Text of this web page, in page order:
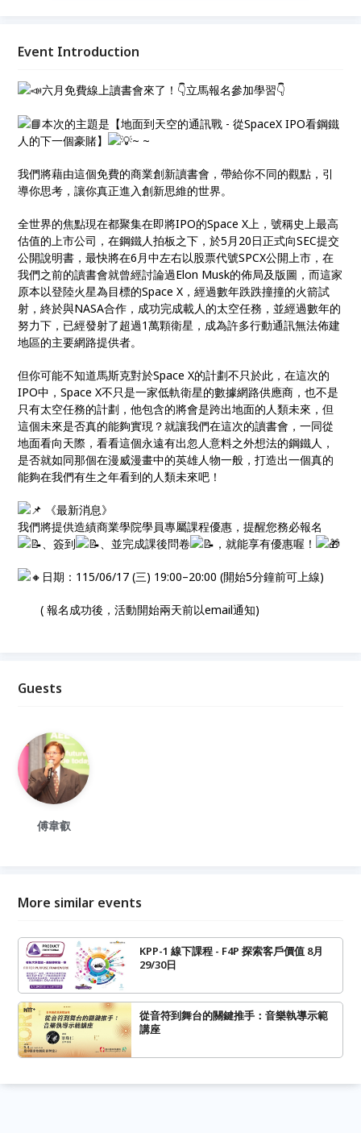
一般，無法擺股晶片及能源稀缺的魔咒嗎？就讓我們在
Event Introduction
六月免費線上讀書會來了！👇立馬報名參加學習👇
本次的主題是【地面到天空的通訊戰 - 從SpaceX IPO看鋼鐵
人的下一個豪賭】
~ ~
我們將藉由這個免費的商業創新讀書會，帶給你不同的觀點，引
導你思考，讓你真正進入創新思維的世界。
全世界的焦點現在都聚集在即將IPO的Space X上，號稱史上最高
估值的上市公司，在鋼鐵人拍板之下，於5月20日正式向SEC提交
公開說明書，最快將在6月中左右以股票代號SPCX公開上市，在
我們之前的讀書會就曾經討論過Elon Musk的佈局及版圖，而這家
原本以登陸火星為目標的Space X，經過數年跌跌撞撞的火箭試
射，終於與NASA合作，成功完成載人的太空任務，並經過數年的
努力下，已經發射了超過1萬顆衛星，成為許多行動通訊無法佈建
地區的主要網路提供者。
但你可能不知道馬斯克對於Space X的計劃不只於此，在這次的
IPO中，Space X不只是一家低軌衛星的數據網路供應商，也不是
只有太空任務的計劃，他包含的將會是跨出地面的人類未來，但
這個未來是否真的能夠實現？就讓我們在這次的讀書會，一同從
地面看向天際，看看這個永遠有出忽人意料之外想法的鋼鐵人，
是否就如同那個在漫威漫畫中的英雄人物一般，打造出一個真的
能夠在我們有生之年看到的人類未來吧！
《最新消息》
我們將提供造績商業學院學員專屬課程優惠，提醒您務必報名
、簽到
、並完成課後問卷 ，就能享有優惠喔！
日期：115/06/17 (三) 19:00–20:00 (開始5分鐘前可上線)
( 報名成功後，活動開始兩天前以email通知)
Guests
傅韋叡
More similar events
KPP-1 線下課程 - F4P 探索客戶價值 8月
29/30日
從音符到舞台的關鍵推手：音樂執導示範
講座